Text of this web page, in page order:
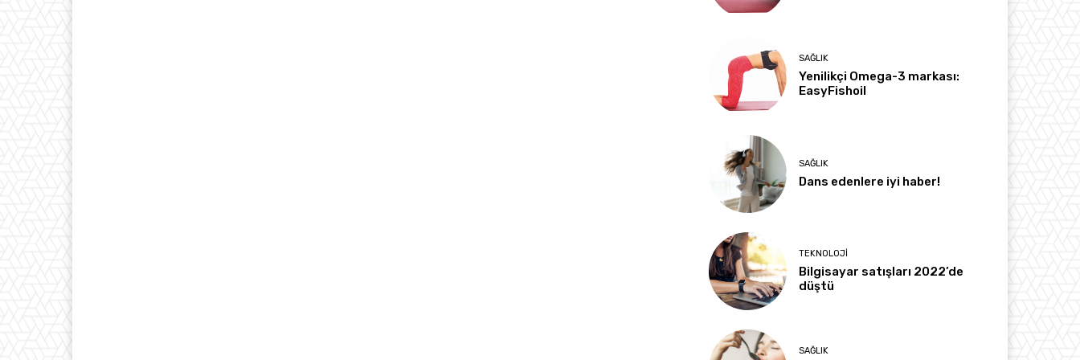
SAĞLIK
Yenilikçi Omega-3 markası:
EasyFishoil
SAĞLIK
Dans edenlere iyi haber!
TEKNOLOJI
Bilgisayar satışları 2022’de
düştü
SAĞLIK